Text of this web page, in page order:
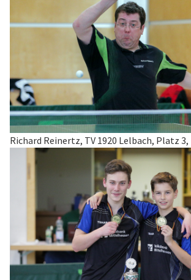
Richard Reinertz, TV 1920 Lelbach, Platz